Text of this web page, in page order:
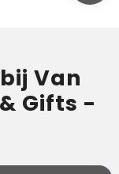
Van
Gifts -